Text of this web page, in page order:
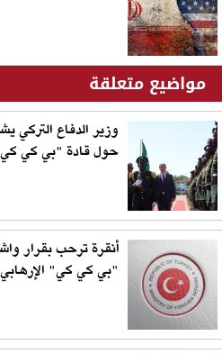
مواضيع متعلقة
وزير الدفاع
حول قادة "بي كي
أنقرة ترحب بقرار
"بي كي كي" الإرهابي